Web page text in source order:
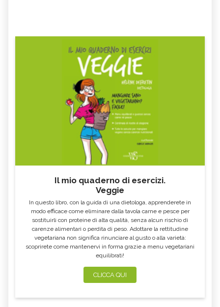
Il mio quaderno di esercizi.
Veggie
In questo libro, con la guida di una dietologa, apprenderete in
modo efficace come eliminare dalla tavola carne e pesce per
sostituirli con proteine di alta qualità, senza alcun rischio di
carenze alimentari o perdita di peso. Adottare la rettitudine
vegetariana non significa rinunciare al gusto o alla varietà:
scoprirete come mantenervi in forma grazie a menu vegetariani
equilibrati!
CLICCA QUI